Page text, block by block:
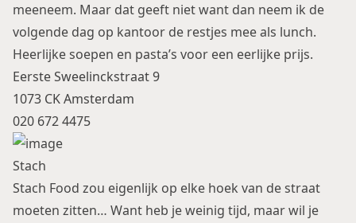
meeneem. Maar dat geeft niet want dan neem ik de
volgende dag op kantoor de restjes mee als lunch.
Heerlijke soepen en pasta’s voor een eerlijke prijs.
Eerste Sweelinckstraat 9
1073 CK Amsterdam
020 672 4475
Stach
Stach Food zou eigenlijk op elke hoek van de straat
moeten zitten… Want heb je weinig tijd, maar wil je